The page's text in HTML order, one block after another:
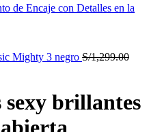
de Encaje con Detalles en la
Mighty 3 negro S/1,299.00
sexy brillantes